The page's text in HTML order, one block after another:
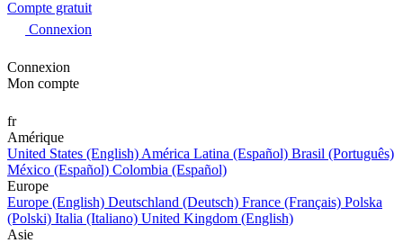
Compte gratuit
Connexion
Connexion
Mon compte
fr
Amérique
United States (English) América Latina (Español) Brasil (Português)
México (Español) Colombia (Español)
Europe
Europe (English) Deutschland (Deutsch) France (Français) Polska
(Polski) Italia (Italiano) United Kingdom (English)
Asie